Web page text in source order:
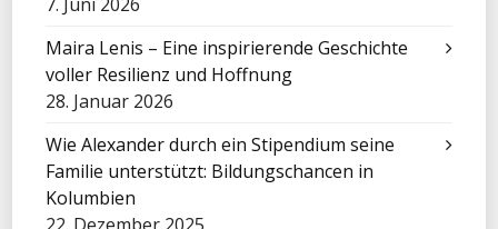
Maira Lenis – Eine inspirierende Geschichte
voller Resilienz und Hoffnung
28. Januar 2026
Wie Alexander durch ein Stipendium seine
Familie unterstützt: Bildungschancen in
Kolumbien